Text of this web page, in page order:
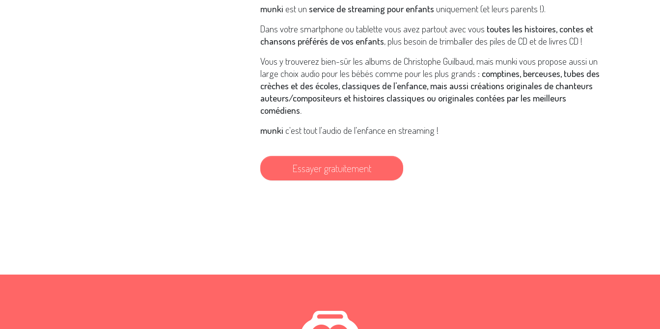
munki est un service de streaming pour enfants uniquement (et leurs parents !).
Dans votre smartphone ou tablette vous avez partout avec vous toutes les histoires, contes et
chansons préférés de vos enfants, plus besoin de trimballer des piles de CD et de livres CD !
Vous y trouverez bien-sûr les albums de Christophe Guilbaud, mais munki vous propose aussi un
large choix audio pour les bébés comme pour les plus grands : comptines, berceuses, tubes des
crèches et des écoles, classiques de l'enfance, mais aussi créations originales de chanteurs
auteurs/compositeurs et histoires classiques ou originales contées par les meilleurs
comédiens.
munki c'est tout l'audio de l'enfance en streaming !
Essayer gratuitement